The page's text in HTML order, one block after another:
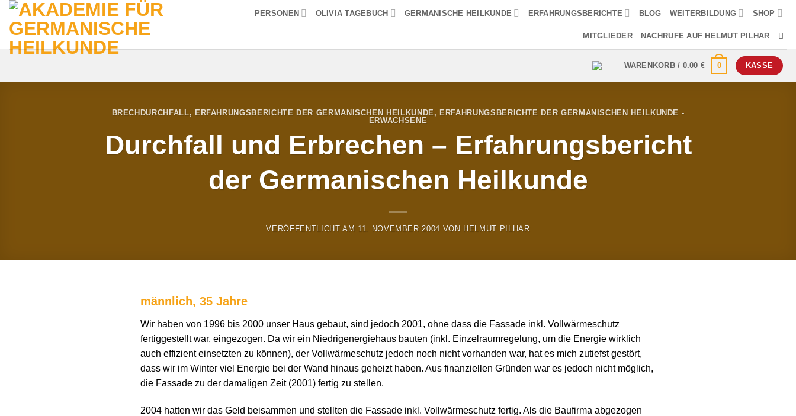
Zum
Inhalt
springen
PERSONEN OLIVIA TAGEBUCH GERMANISCHE HEILKUNDE ERFAHRUNGSBERICHTE BLOG WEITERBILDUNG SHOP
MITGLIEDER NACHRUFE AUF HELMUT PILHAR
WARENKORB / 0.00 € 0 KASSE
BRECHDURCHFALL, ERFAHRUNGSBERICHTE DER GERMANISCHEN HEILKUNDE , ERFAHRUNGSBERICHTE DER GERMANISCHEN HEILKUNDE -
ERWACHSENE
Durchfall und Erbrechen – Erfahrungsbericht
der Germanischen Heilkunde
VERÖFFENTLICHT AM 11. NOVEMBER 2004 VON HELMUT PILHAR
männlich, 35 Jahre
Wir haben von 1996 bis 2000 unser Haus gebaut, sind jedoch 2001, ohne dass die Fassade inkl. Vollwärmeschutz
fertiggestellt war, eingezogen. Da wir ein Niedrigenergiehaus bauten (inkl. Einzelraumregelung, um die Energie wirklich
auch effizient einsetzten zu können), der Vollwärmeschutz jedoch noch nicht vorhanden war, hat es mich zutiefst gestört,
dass wir im Winter viel Energie bei der Wand hinaus geheizt haben. Aus finanziellen Gründen war es jedoch nicht möglich,
die Fassade zu der damaligen Zeit (2001) fertig zu stellen.
2004 hatten wir das Geld beisammen und stellten die Fassade inkl. Vollwärmeschutz fertig. Als die Baufirma abgezogen